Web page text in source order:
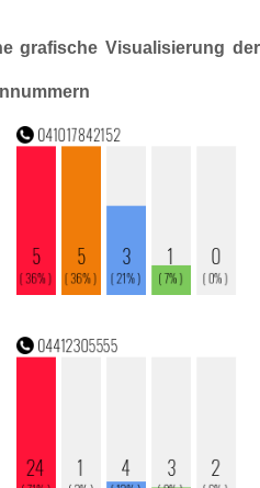
grafische Visualisierung der